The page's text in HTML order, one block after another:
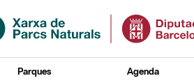
Parques Agenda